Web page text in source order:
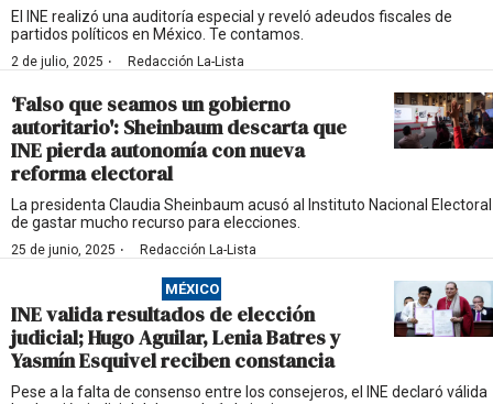
El INE realizó una auditoría especial y reveló adeudos fiscales de
partidos políticos en México. Te contamos.
2 de julio, 2025 · Redacción La-Lista
‘Falso que seamos un gobierno
autoritario': Sheinbaum descarta que
INE pierda autonomía con nueva
reforma electoral
La presidenta Claudia Sheinbaum acusó al Instituto Nacional Electoral
de gastar mucho recurso para elecciones.
25 de junio, 2025 · Redacción La-Lista
MÉXICO
INE valida resultados de elección
judicial; Hugo Aguilar, Lenia Batres y
Yasmín Esquivel reciben constancia
Pese a la falta de consenso entre los consejeros, el INE declaró válida